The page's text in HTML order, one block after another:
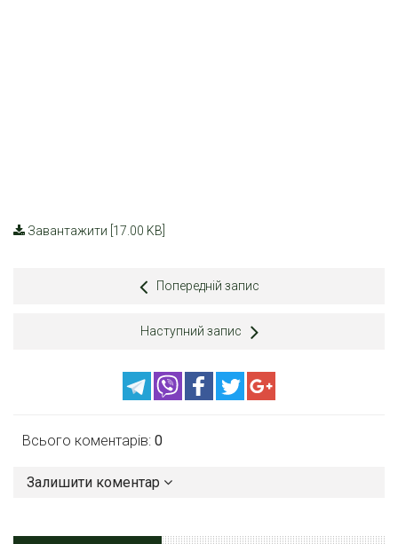
Завантажити [17.00 KB]
Попередній запис
Наступний запис
Всього коментарів: 0
Залишити коментар